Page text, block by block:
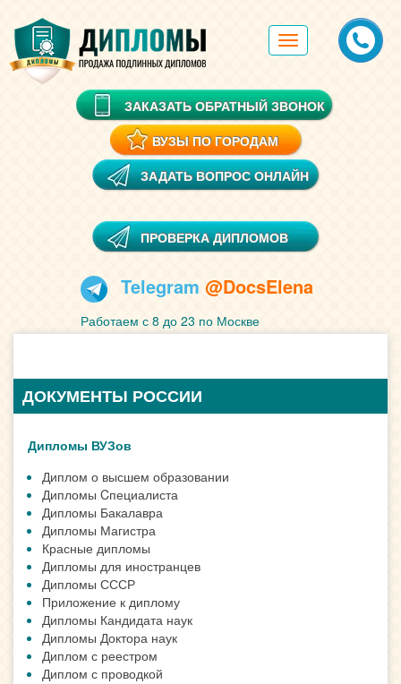
Toggle
navigation
ЗАКАЗАТЬ ОБРАТНЫЙ ЗВОНОК
ВУЗЫ ПО ГОРОДАМ
ЗАДАТЬ ВОПРОС ОНЛАЙН
ПРОВЕРКА ДИПЛОМОВ
Telegram @DocsElena
Работаем с 8 до 23 по Москве
ДОКУМЕНТЫ РОССИИ
Дипломы ВУЗов
Диплом о высшем образовании
Дипломы Cпециалиста
Дипломы Бакалавра
Дипломы Магистра
Красные дипломы
Дипломы для иностранцев
Дипломы СССР
Приложение к диплому
Дипломы Кандидата наук
Дипломы Доктора наук
Диплом с реестром
Диплом с проводкой